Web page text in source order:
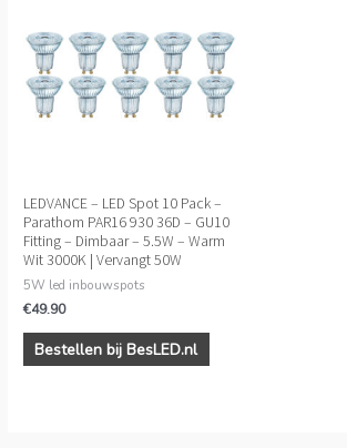
LEDVANCE – LED Spot 10 Pack –
Parathom PAR16 930 36D – GU10
Fitting – Dimbaar – 5.5W – Warm
Wit 3000K | Vervangt 50W
5W led inbouwspots
€49.90
Bestellen bij BesLED.nl